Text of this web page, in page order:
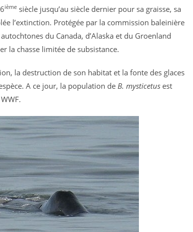
ième siècle jusqu’au siècle dernier pour sa graisse, sa
l’extinction. Protégée par la commission baleinière
du Canada, d’Alaska et du Groenland
la chasse limitée de subsistance.
la destruction de son habitat et la fonte des glaces
A ce jour, la population deB. mysticetus est